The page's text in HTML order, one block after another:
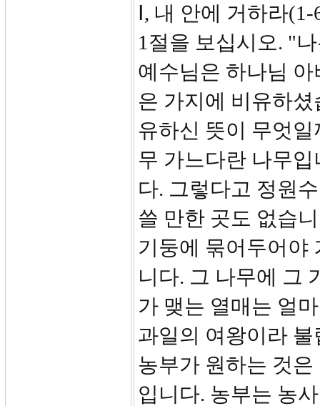
Ⅰ, 내 안에 거하라(1-
1절을 보십시오. "
예수님은 하나님
은 가지에 비유하
유하신 뜻이 무엇
무 가느다란 나무
다. 그렇다고 정원
쓸 만한 곳도 없습
기둥에 묶어두어야
니다. 그 나무에 그
가 맺는 열매는 얼
과일의 여왕이라 불
농부가 원하는 것
입니다. 농부는 농